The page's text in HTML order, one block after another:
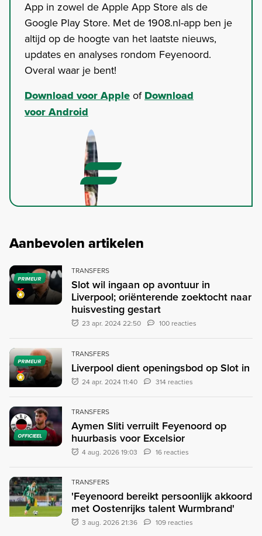
App in zowel de Apple App Store als de
Google Play Store. Met de 1908.nl-app ben je
altijd op de hoogte van het laatste nieuws,
updates en analyses rondom Feyenoord.
Overal waar je bent!
Download voor Apple of Download
voor Android
Aanbevolen artikelen
PRIMEUR
TRANSFERS
Slot wil ingaan op avontuur in
Liverpool; oriënterende zoektocht naar
huisvesting gestart
23 apr. 2024 22:50 100 reacties
PRIMEUR
TRANSFERS
Liverpool dient openingsbod op Slot in
24 apr. 2024 11:40 314 reacties
OFFICIEEL
TRANSFERS
Aymen Sliti verruilt Feyenoord op
huurbasis voor Excelsior
4 aug. 2026 19:03 16 reacties
TRANSFERS
'Feyenoord bereikt persoonlijk akkoord
met Oostenrijks talent Wurmbrand'
3 aug. 2026 21:36 109 reacties